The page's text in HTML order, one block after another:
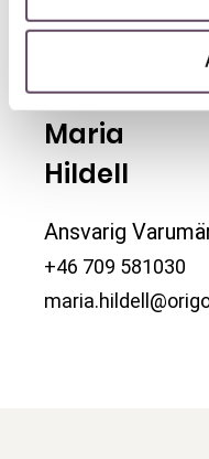
Maria
Hildell
Ansvarig
+46 709 581030